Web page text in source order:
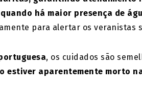
quando há maior presença de
para alertar os veranistas
, os cuidados são
estiver aparentemente morto